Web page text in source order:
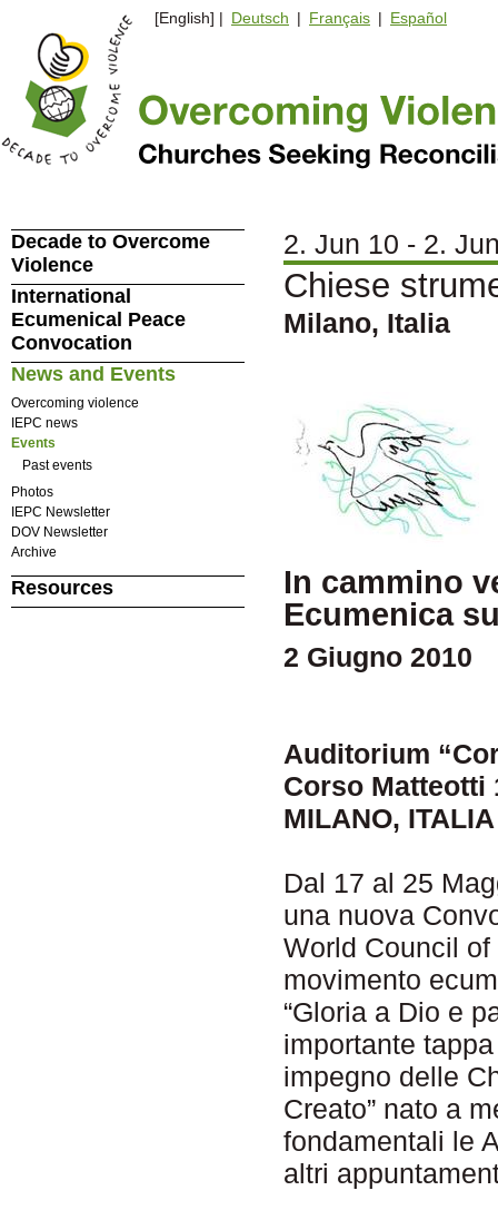
[English] | Deutsch | Français | Español
2. Jun 10 - 2.
Chiese
Milano, Italia
In cammino
Ecumenica
2 Giugno 2010
Auditorium
Corso Matteotti
MILANO, ITALIA
Dal 17 al 25
una nuova
World Council
movimento
“Gloria a Dio e
importante
impegno delle
Creato” nato a
fondamentali le
altri
Decade to Overcome
Violence
International
Ecumenical Peace
Convocation
News and Events
Overcoming violence
IEPC news
Events
Past events
Photos
IEPC Newsletter
DOV Newsletter
Archive
Resources